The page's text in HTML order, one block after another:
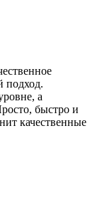
подход.
а
быстро и
качественные